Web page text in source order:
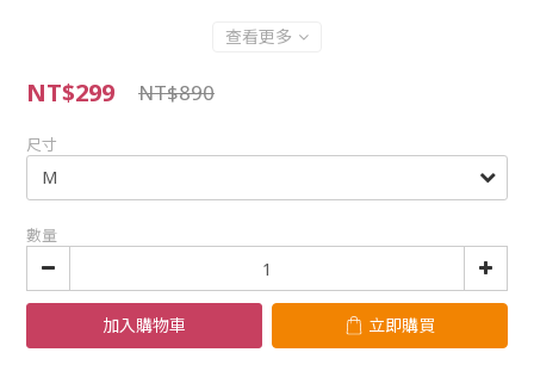
查看更多
NT$299 NT$890
尺寸
數量
加入購物車 立即購買